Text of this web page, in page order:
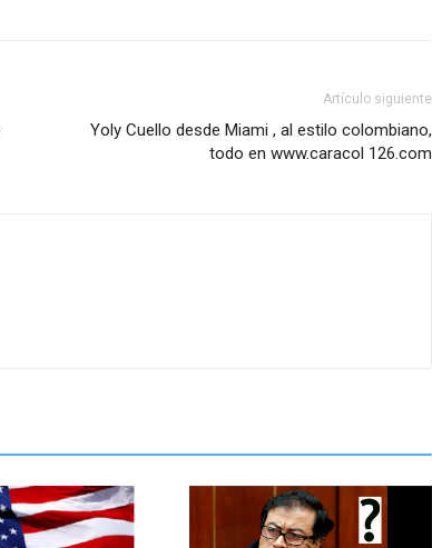
Artículo siguiente
Yoly Cuello desde Miami , al estilo colombiano,
todo en www.caracol 126.com